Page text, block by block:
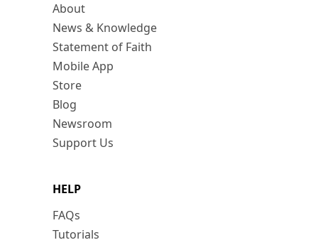
About
News & Knowledge
Statement of Faith
Mobile App
Store
Blog
Newsroom
Support Us
HELP
FAQs
Tutorials